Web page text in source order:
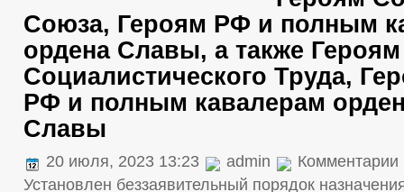
Союза, Героям РФ и полным
ордена Славы, а также Героям
Социалистического Труда,
РФ и полным кавалерам
Славы
20 июля, 2023 13:23 admin Комментарии
Установлен беззаявительный порядок